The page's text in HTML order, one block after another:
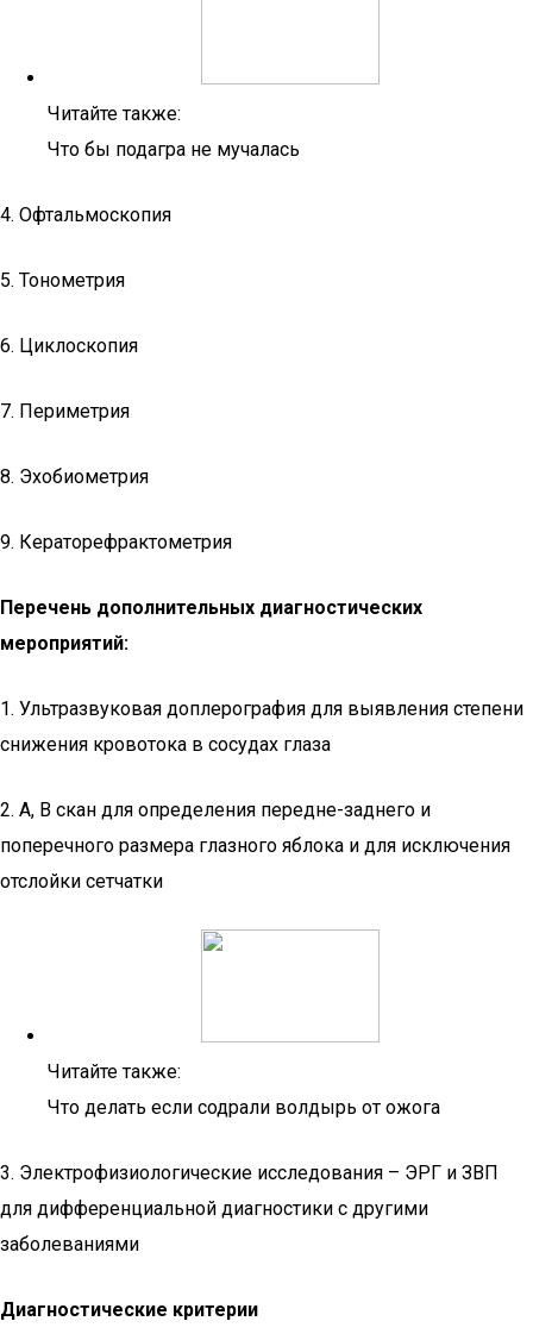
Читайте также:
Что бы подагра не мучалась
4. Офтальмоскопия
5. Тонометрия
6. Циклоскопия
7. Периметрия
8. Эхобиометрия
9. Кераторефрактометрия
Перечень дополнительных диагностических
мероприятий:
1. Ультразвуковая доплерография для выявления степени
снижения кровотока в сосудах глаза
2. А, В скан для определения передне-заднего и
поперечного размера глазного яблока и для исключения
отслойки сетчатки
Читайте также:
Что делать если содрали волдырь от ожога
3. Электрофизиологические исследования – ЭРГ и ЗВП
для дифференциальной диагностики с другими
заболеваниями
Диагностические критерии